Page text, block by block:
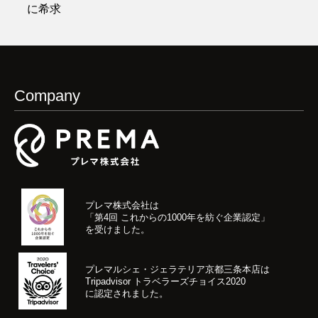
に希求
Company
プレマ株式会社は
「第4回 これからの1000年を紡ぐ企業認定」
を受けました。
プレマルシェ・ジェラテリア京都三条本店は
Tripadvisor トラベラーズチョイス2020
に認定されました。